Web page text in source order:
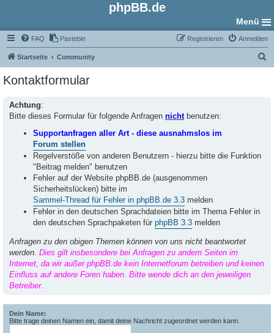
phpBB.de
Menü
FAQ Pastebin Anmelden
Registrieren
Startseite Community
Kontaktformular
Achtung:
Bitte dieses Formular für folgende Anfragen nichtbenutzen:
Supportanfragen aller Art - diese ausnahmslos im
Forum stellen
Regelverstöße von anderen Benutzern - hierzu bitte die Funktion
"Beitrag melden" benutzen
Fehler auf der Website phpBB.de (ausgenommen
Sicherheitslücken) bitte im
Sammel-Thread für Fehler in phpBB.de 3.3 melden
Fehler in den deutschen Sprachdateien bitte im Thema Fehler in
den deutschen Sprachpaketen für phpBB 3.3 melden
Anfragen zu den obigen Themen können von uns nicht beantwortet
werden. Dies gilt insbesondere bei Anfragen zu andern Seiten im
Internet, da wir außer phpBB.de kein Internetforum betreiben und keinen
Einfluss auf andere Foren haben. Bitte wende dich an den jeweiligen
Betreiber.
Dein Name:
Bitte trage deinen Namen ein, damit deine Nachricht zugeordnet werden kann.